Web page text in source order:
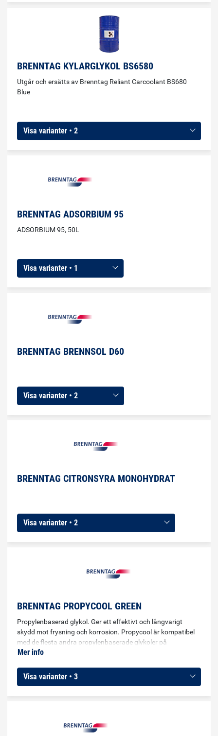
BRENNTAG KYLARGLYKOL BS6580
Utgår och ersätts av Brenntag Reliant Carcoolant BS680
Blue
Visa varianter • 2
BRENNTAG ADSORBIUM 95
ADSORBIUM 95, 50L
Visa varianter • 1
BRENNTAG BRENNSOL D60
Visa varianter • 2
BRENNTAG CITRONSYRA MONOHYDRAT
Visa varianter • 2
BRENNTAG PROPYCOOL GREEN
Propylenbaserad glykol. Ger ett effektivt och långvarigt
skydd mot frysning och korrosion. Propycool är kompatibel
med de flesta andra propylenbaserade glykoler på
marknaden dock rekommenderas exklusiv användning av
köldmedium, exempel som solpaneler, industriella kylsystem,
isbanor eller industribyggnader.
Mer info
Visa varianter • 3